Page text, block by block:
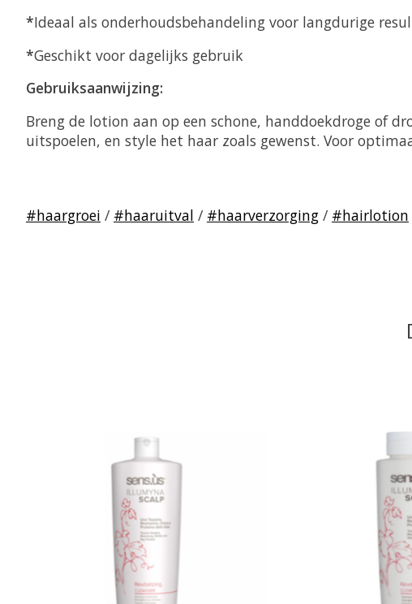
*Ideaal als onderhoudsbehandeling voor langdurige
*Geschikt voor dagelijks gebruik
Gebruiksaanwijzing:
Breng de lotion aan op een schone, handdoekdroge of
uitspoelen, en style het haar zoals gewenst. Voor
#haargroei / #haaruitval / #haarverzorging / #hairlotion